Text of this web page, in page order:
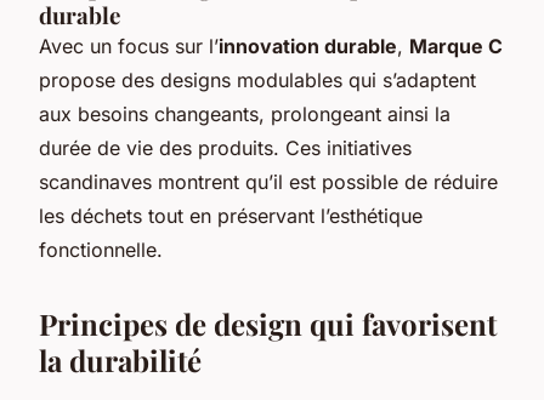
durable
Avec un focus sur l’innovation durable, Marque C
propose des designs modulables qui s’adaptent
aux besoins changeants, prolongeant ainsi la
durée de vie des produits. Ces initiatives
scandinaves montrent qu’il est possible de réduire
les déchets tout en préservant l’esthétique
fonctionnelle.
Principes de design qui favorisent
la durabilité